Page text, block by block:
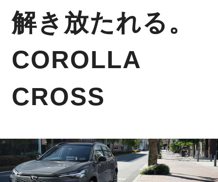
解き放たれる。
COROLLA
CROSS